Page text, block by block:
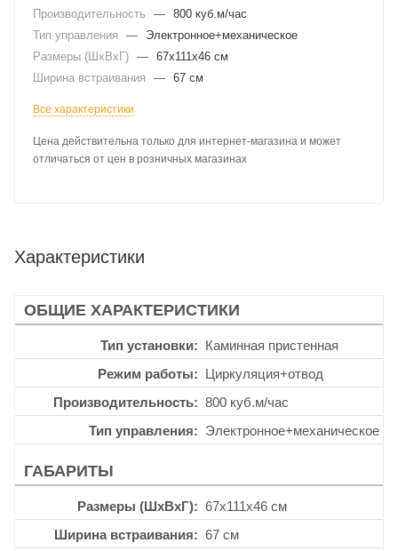
Производительность
— 800 куб.м/час
Тип управления
—
Электронное+механическое
Размеры (ШхВхГ) — 67x111x46 см
Ширина встраивания
— 67 см
Все характеристики
Цена действительна только для интернет-магазина и может
отличаться от цен в розничных магазинах
Характеристики
ОБЩИЕ ХАРАКТЕРИСТИКИ
Тип установки
Каминная пристенная
Режим работы
Циркуляция+отвод
Производительность
800 куб.м/час
Тип управления
Электронное+механическое
ГАБАРИТЫ
Размеры (ШхВхГ)
67x111x46 см
Ширина встраивания
67 см